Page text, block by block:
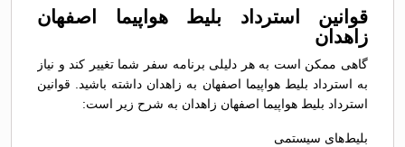
قوانین استرداد بلیط هواپیما اصفهان
زاهدان
گاهی ممکن است به هر دلیلی برنامه سفر شما تغییر کند و نیاز
به استرداد بلیط هواپیما اصفهان به زاهدان داشته باشید. قوانین
استرداد بلیط هواپیما اصفهان زاهدان به شرح زیر است:
بلیط‌های سیستمی